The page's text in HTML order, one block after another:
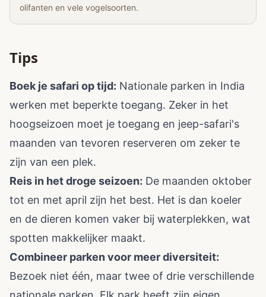
olifanten en vele vogelsoorten.
Tips
Boek je safari op tijd: Nationale parken in India
werken met beperkte toegang. Zeker in het
hoogseizoen moet je toegang en jeep-safari's
maanden van tevoren reserveren om zeker te
zijn van een plek.
Reis in het droge seizoen: De maanden oktober
tot en met april zijn het best. Het is dan koeler
en de dieren komen vaker bij waterplekken, wat
spotten makkelijker maakt.
Combineer parken voor meer diversiteit:
Bezoek niet één, maar twee of drie verschillende